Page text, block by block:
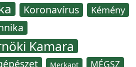
Koronavírus Kémény
Kamara
Merkapt MÉGSZ